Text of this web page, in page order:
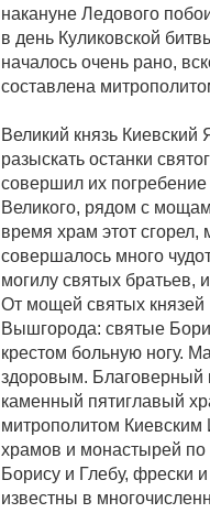
накануне Ледового
в день Куликовской
началось очень рано,
составлена
Великий князь
разыскать останки
совершил их
Великого, рядом с
время храм этот
совершалось много
могилу святых братьев,
От мощей святых князей
Вышгорода: святые
крестом больную ногу.
здоровым. Благоверный
каменный пятиглавый
митрополитом
храмов и монастырей
Борису и Глебу, фрески
известны в